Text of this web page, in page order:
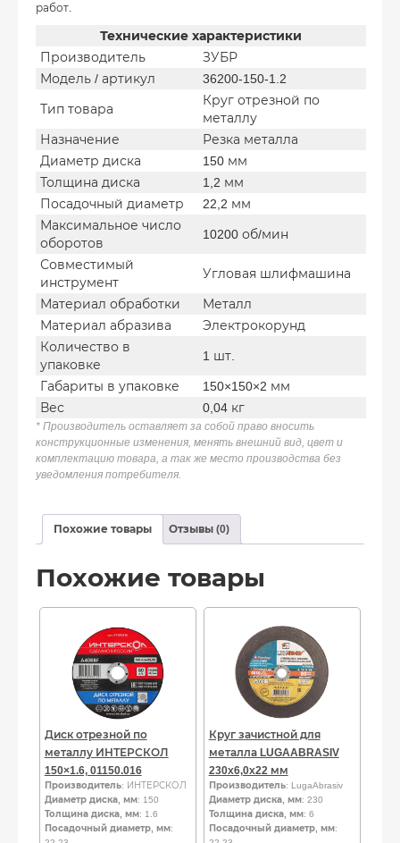
работ.
Технические характеристики
Производитель
ЗУБР
Модель / артикул
36200-150-1.2
Тип товара
Круг отрезной по
металлу
Назначение
Резка металла
Диаметр диска
150 мм
Толщина диска
1,2 мм
Посадочный диаметр
22,2 мм
Максимальное число
оборотов
10200 об/мин
Совместимый
инструмент
Угловая шлифмашина
Материал обработки
Металл
Материал абразива
Электрокорунд
Количество в
упаковке
1 шт.
Габариты в упаковке
150×150×2 мм
Вес
0,04 кг
* Производитель оставляет за собой право вносить
конструкционные изменения, менять внешний вид, цвет и
комплектацию товара, а так же место производства без
уведомления потребителя.
Похожие товары Отзывы (0)
Похожие товары
Диск отрезной по
металлу ИНТЕРСКОЛ
150×1.6, 01150.016
Производитель: ИНТЕРСКОЛ
Диаметр диска, мм: 150
Толщина диска, мм: 1.6
Посадочный диаметр, мм:
Круг зачистной для
металла LUGAABRASIV
230х6,0х22 мм
Производитель: LugaAbrasiv
Диаметр диска, мм: 230
Толщина диска, мм: 6
Посадочный диаметр, мм: